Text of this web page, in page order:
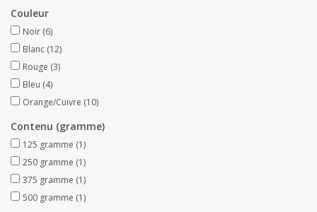
Articles-cadeaux
Matériel d'emballage
Thèmes
Collections
Couleur
Noir (6)
Blanc (12)
Rouge (3)
Bleu (4)
Orange/Cuivre (10)
Contenu (gramme)
125 gramme (1)
250 gramme (1)
375 gramme (1)
500 gramme (1)